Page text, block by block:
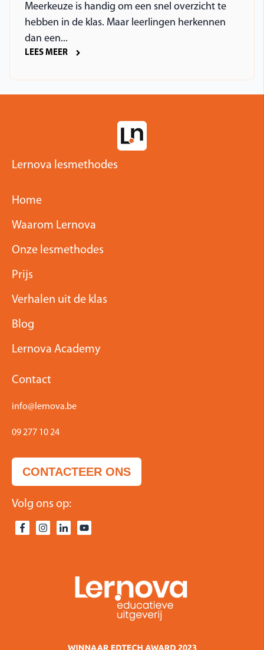
Meerkeuze is handig om een snel overzicht te
hebben in de klas. Maar leerlingen herkennen
dan een...
LEES MEER
Lernova lesmethodes
Home
Waarom Lernova
Onze lesmethodes
Prijs
Verhalen uit de klas
Blog
Lernova Academy
Contact
info@lernova.be
09 277 10 24
CONTACTEER ONS
Volg ons op: